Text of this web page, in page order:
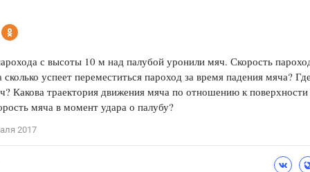
Учебники
Разумовская М.М., Габриелян
Рудзитис Г.Е., Цыбулько И.П.,
Цветков Л. А.
Красота,
с высоты 10 м над палубой уронили мяч. Скорость
успеет переместиться пароход за время падения мяча?
Какова траектория движения мяча по отношению к
мяча в момент удара о палубу?
2017